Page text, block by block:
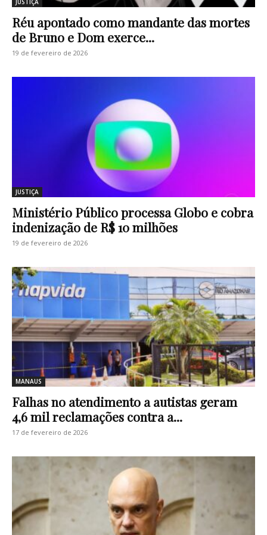
JUSTIÇA
Réu apontado como mandante das mortes
de Bruno e Dom exerce...
19 de fevereiro de 2026
JUSTIÇA
Ministério Público processa Globo e cobra
indenização de R$ 10 milhões
19 de fevereiro de 2026
MANAUS
Falhas no atendimento a autistas geram
4,6 mil reclamações contra a...
17 de fevereiro de 2026